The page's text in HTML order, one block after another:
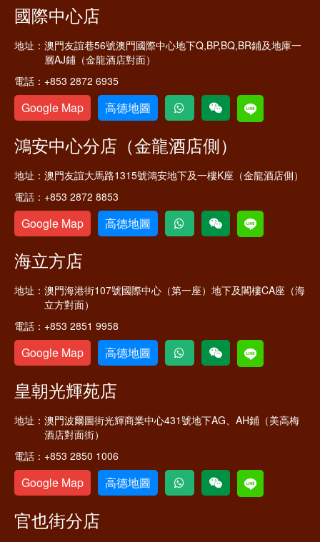
國際中心店
地址： 澳門友誼巷56號澳門國際中心地下Q,BP,BQ,BR鋪及地庫一
層AJ鋪（金龍酒店對面）
電話： +853 2872 6935
Google Map 高德地圖
鴻安中心分店（金龍酒店側）
地址： 澳門友誼大馬路1315號鴻安地下及一樓K座（金龍酒店側）
電話： +853 2872 8853
Google Map 高德地圖
海立方店
地址： 澳門海港街107號國際中心（第一座）地下及閣樓CA座（海
立方對面）
電話： +853 2851 9958
Google Map 高德地圖
皇朝光輝苑店
地址： 澳門波爾圖街光輝商業中心431號地下AG、AH鋪（美高梅
酒店對面街）
電話： +853 2850 1006
Google Map 高德地圖
官也街分店